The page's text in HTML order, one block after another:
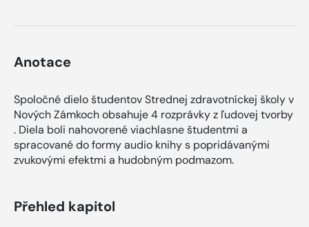
Anotace
Spoločné dielo študentov Strednej zdravotníckej školy v
Nových Zámkoch obsahuje 4 rozprávky z ľudovej tvorby
. Diela boli nahovorené viachlasne študentmi a
spracované do formy audio knihy s popridávanými
zvukovými efektmi a hudobným podmazom.
Přehled kapitol